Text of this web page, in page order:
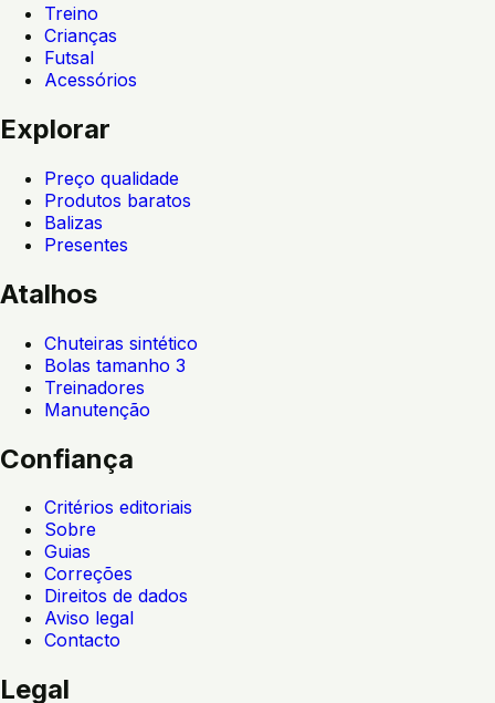
Treino
Crianças
Futsal
Acessórios
Explorar
Preço qualidade
Produtos baratos
Balizas
Presentes
Atalhos
Chuteiras sintético
Bolas tamanho 3
Treinadores
Manutenção
Confiança
Critérios editoriais
Sobre
Guias
Correções
Direitos de dados
Aviso legal
Contacto
Legal